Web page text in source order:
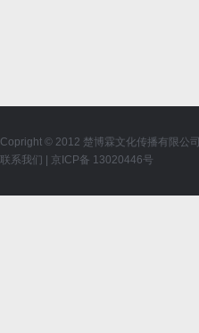
Copright © 2012 楚博霖文化传播有限公
联系我们
京ICP备 13020446号